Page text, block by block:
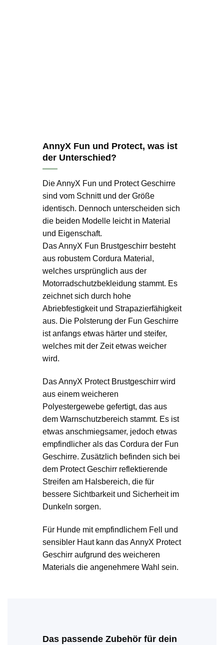
AnnyX Fun und Protect, was ist
der Unterschied?
Die AnnyX Fun und Protect Geschirre
sind vom Schnitt und der Größe
identisch. Dennoch unterscheiden sich
die beiden Modelle leicht in Material
und Eigenschaft.
Das AnnyX Fun Brustgeschirr besteht
aus robustem Cordura Material,
welches ursprünglich aus der
Motorradschutzbekleidung stammt. Es
zeichnet sich durch hohe
Abriebfestigkeit und Strapazierfähigkeit
aus. Die Polsterung der Fun Geschirre
ist anfangs etwas härter und steifer,
welches mit der Zeit etwas weicher
wird.
Das AnnyX Protect Brustgeschirr wird
aus einem weicheren
Polyestergewebe gefertigt, das aus
dem Warnschutzbereich stammt. Es ist
etwas anschmiegsamer, jedoch etwas
empfindlicher als das Cordura der Fun
Geschirre. Zusätzlich befinden sich bei
dem Protect Geschirr reflektierende
Streifen am Halsbereich, die für
bessere Sichtbarkeit und Sicherheit im
Dunkeln sorgen.
Für Hunde mit empfindlichem Fell und
sensibler Haut kann das AnnyX Protect
Geschirr aufgrund des weicheren
Materials die angenehmere Wahl sein.
Das passende Zubehör für dein